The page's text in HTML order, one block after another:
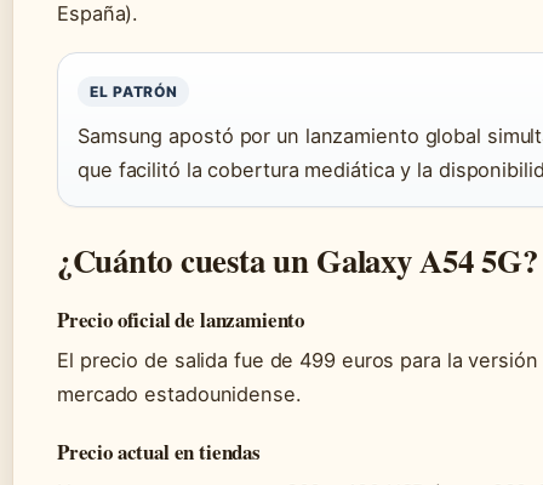
España).
EL PATRÓN
Samsung apostó por un lanzamiento global
que facilitó la cobertura mediática y la
¿Cuánto cuesta un Galaxy A54 5G?
Precio oficial de lanzamiento
El precio de salida fue de 499 euros para la
mercado estadounidense.
Precio actual en tiendas